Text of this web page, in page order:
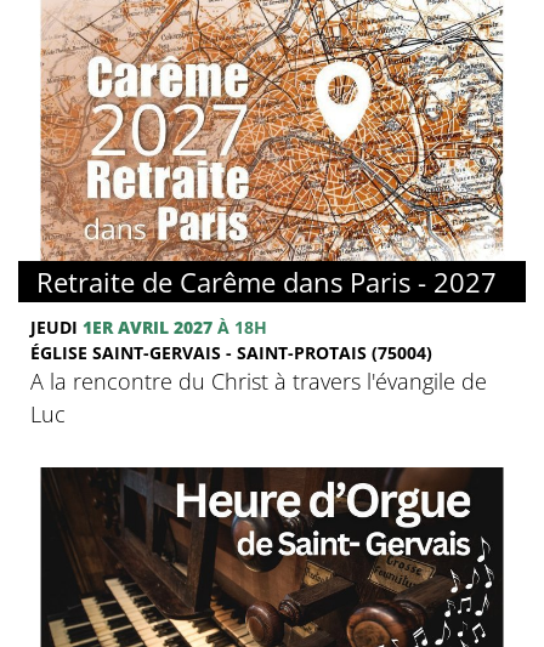
© FMJ
Retraite de Carême dans Paris - 2027
JEUDI 1ER AVRIL 2027 À 18H
ÉGLISE SAINT-GERVAIS - SAINT-PROTAIS (75004)
A la rencontre du Christ à travers l'évangile de
Luc